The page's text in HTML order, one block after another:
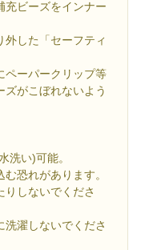
ビーズをインナー
した「セーフティ
ーパークリップ等
ズがこぼれないよう
洗い)可能。
恐れがあります。
しないでくださ
濯しないでくださ